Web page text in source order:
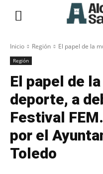
Inicio Región El papel de la
Región
El papel de
deporte, a
Festival
por el
Toledo